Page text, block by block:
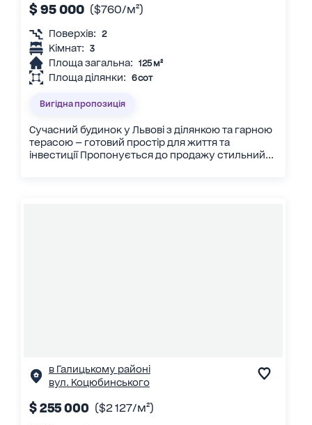
$ 95 000 ($760/м²)
Поверхів: 2
Кімнат: 3
Площа загальна: 125 м²
Площа ділянки: 6 сот
Вигідна пропозиція
Сучасний будинок у Львові з ділянкою та гарною
терасою — готовий простір для життя та
інвестиції Пропонується до продажу стильний...
в Галицькому районі
вул. Коцюбинського
$ 255 000 ($2 127/м²)